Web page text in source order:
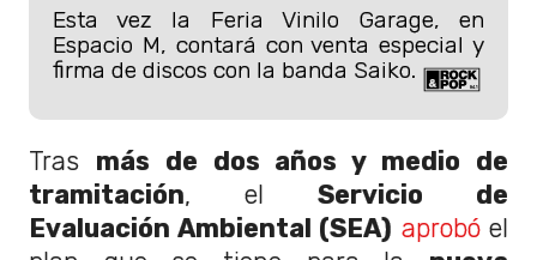
Esta vez la Feria Vinilo Garage, en
Espacio M, contará con venta especial y
firma de discos con la banda Saiko.
Tras más de dos años y medio de
tramitación, el Servicio de
Evaluación Ambiental (SEA) aprobóel